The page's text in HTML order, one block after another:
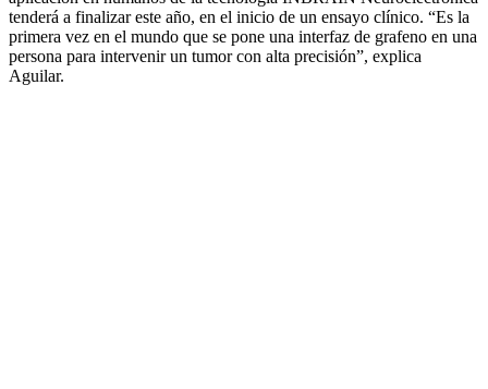
tenderá a finalizar este año, en el inicio de un ensayo clínico. “Es la
primera vez en el mundo que se pone una interfaz de grafeno en una
persona para intervenir un tumor con alta precisión”, explica
Aguilar.